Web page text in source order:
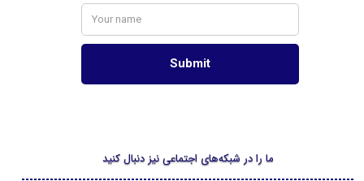
ما را در شبکه‌های اجتماعی نیز دنبال کنید